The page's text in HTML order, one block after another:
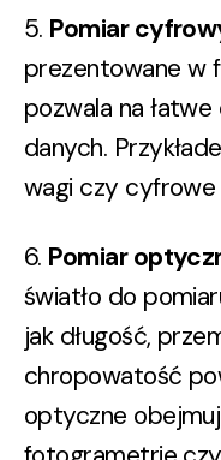
5. Pomiar
prezentowane w
pozwala na
danych.
wagi czy cyfrowe
6. Pomiar
światło do
jak długość,
chropowatość
optyczne